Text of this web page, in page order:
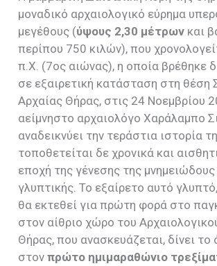
μοναδικό αρχαιολογικό εύρημα
μεγέθους (ύψους 2,30 μέτρων και
περίπου 750 κιλών), που
π.Χ. (7ος αιώνας), η οποία βρέθηκε
σε εξαιρετική κατάσταση στη θέση
Αρχαίας Θήρας, στις 24 Νοεμβρίου
αείμνηστο αρχαιολόγο Χαράλαμπο
αναδεικνύει την τεράστια ιστορία
τοποθετείται δε χρονικά και
εποχή της γένεσης της μνημειώδους
γλυπτικής. Το εξαίρετο αυτό
θα εκτεθεί για πρώτη φορά στο
στον αίθριο χώρο του
Θήρας, που ανασκευάζεται, δίνει το
στονπρώτο ημιμαραθώνιο